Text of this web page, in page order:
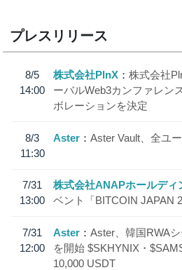
プレスリリース
8/5
14:00
株式会社PlnX
株式会社
ーバルWeb3カンファレン
ボレーションを決定
8/3
11:30
Aster Aster Vault、全ユ
7/31
13:00
株式会社ANAPホールディ
ベント「BITCOIN JAPAN
7/31
12:00
Aster
Aster、韓国RWA
を開始 $SKHYNIX・
10,000 USDT